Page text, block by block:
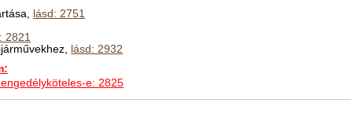
lásd: 2751
2821
lásd: 2932
e: 2825